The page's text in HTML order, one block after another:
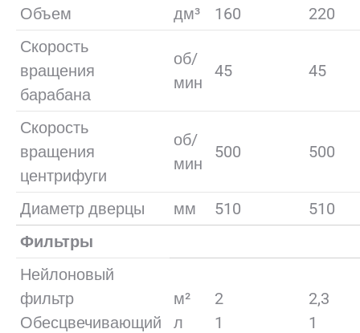
Объем дм³ 160
220
Скорость
вращения
барабана
об/
мин
45 45
Скорость
вращения
центрифуги
об/
мин
500 500
Диаметр дверцы мм 510
510
Фильтры
Нейлоновый
фильтр
Обесцвечивающий
м²
л
2
1
2,3
1